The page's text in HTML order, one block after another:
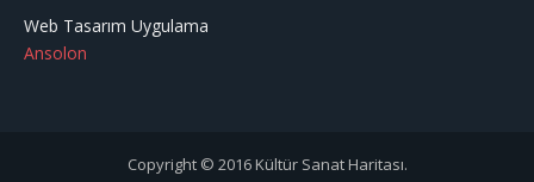
Web Tasarım Uygulama
Ansolon
Copyright © 2016 Kültür Sanat Haritası.